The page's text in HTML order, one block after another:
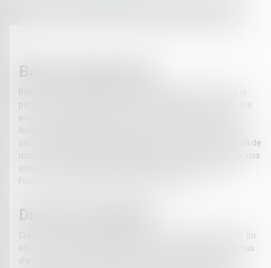
Baux commerciaux
Bien que la rédaction d'un bail commercial peut sembler à la
portée d'un chef d'entreprise accompagné de son juriste, une
erreur dans la rédaction de celui-ci peut s'avérer avoir de
lourdes conséquences dans la vie de l'entreprise. C'est pour
cela que l'aide dans la rédaction d'un bail commercial par l'un de
nos avocats peut être primordiale pour l'entreprise. De plus, nos
avocats vous assistent dans l'hypothèse d'un conflit né à
l'occasion de l'exécution d'un bail commercial.
Droit des Sociétés
Créer et gérer une société peut aujourd'hui s'avérer difficile. En
effet, la responsabilité qui pèse sur le chef d'entreprise en cas
d'erreur est source d'un contentieux varié. Nos avocats,